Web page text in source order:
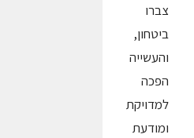
צברו
ביטחון,
והעשייה
הפכה
למדויקת
ומודעת